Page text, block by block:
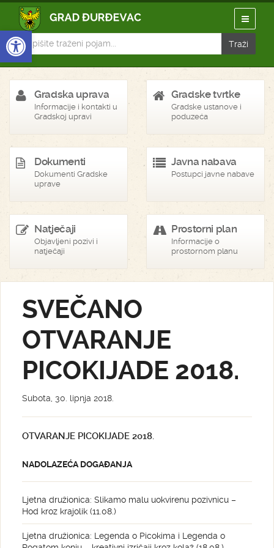
Open toolbar
Gradska uprava
Informacije i kontakti u
Gradskoj upravi
Gradske tvrtke
Gradske ustanove i
poduzeća
Dokumenti
Dokumenti Gradske
uprave
Javna nabava
Postupci javne nabave
Natječaji
Objavljeni pozivi i
natječaji
Prostorni plan
Informacije o
prostornom planu
SVEČANO
OTVARANJE
PICOKIJADE 2018.
Subota, 30. lipnja 2018.
OTVARANJE PICOKIJADE 2018.
NADOLAZEĆA DOGAĐANJA
Ljetna družionica: Slikamo malu uokvirenu pozivnicu –
Hod kroz krajolik (11.08.)
Ljetna družionica: Legenda o Picokima i Legenda o